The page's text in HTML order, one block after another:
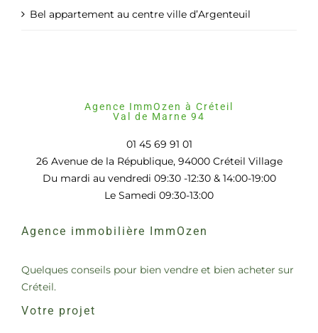
Bel appartement au centre ville d’Argenteuil
Agence ImmOzen à Créteil
Val de Marne 94
01 45 69 91 01
26 Avenue de la République, 94000 Créteil Village
Du mardi au vendredi 09:30 -12:30 & 14:00-19:00
Le Samedi 09:30-13:00
Agence immobilière ImmOzen
Quelques conseils pour bien vendre et bien acheter sur
Créteil.
Votre projet